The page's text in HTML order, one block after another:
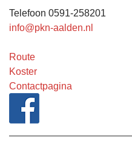
Telefoon 0591-258201
info@pkn-aalden.nl
Route
Koster
Contactpagina